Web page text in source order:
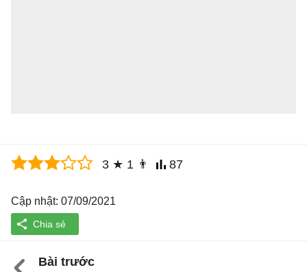
3 ★ 1 👨 87
Cập nhật: 07/09/2021
Bài trước